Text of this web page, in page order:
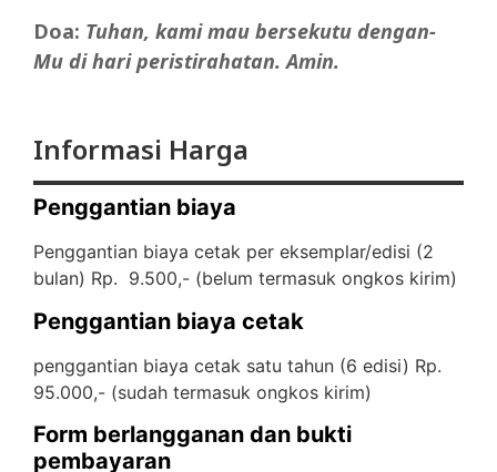
Doa: Tuhan, kami mau bersekutu dengan-
Mu di hari peristirahatan.Amin.
Informasi Harga
Penggantian biaya
Penggantian biaya cetak per eksemplar/edisi (2
bulan) Rp. 9.500,- (belum termasuk ongkos kirim)
Penggantian biaya cetak
penggantian biaya cetak satu tahun (6 edisi) Rp.
95.000,- (sudah termasuk ongkos kirim)
Form berlangganan dan bukti
pembayaran